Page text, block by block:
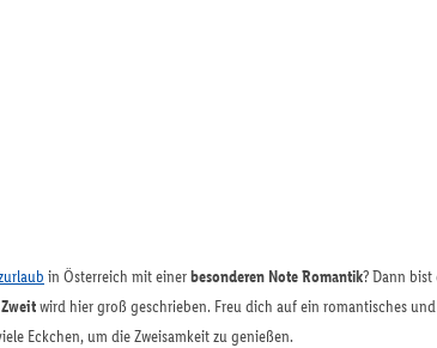
in Österreich mit einerbesonderen Note Romantik? Dann
wird hier groß geschrieben. Freu dich auf ein romantisches und
Eckchen, um die Zweisamkeit zu genießen.